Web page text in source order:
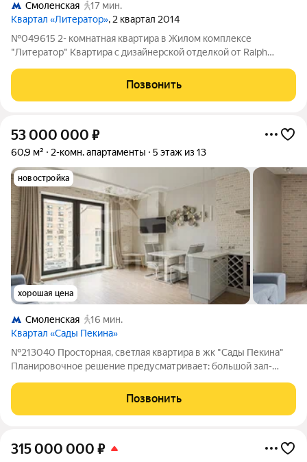
Смоленская
17 мин.
Квартал «Литератор», 2 квартал 2014
№049615 2- комнатная квартира в Жилом комплексе
"Литератор" Квартира с дизайнерской отделкой от Ralph
просторным балконом и приятными видами на Хамовники,
располагается в южной части дома, что
Позвонить
53 000 000 ₽
60,9 м² 2-комн. апартаменты 5 этаж из 13
новостройка
хорошая цена
Смоленская
16 мин.
Квартал «Сады Пекина»
№213040 Просторная, светлая квартира в жк "Сады Пекина"
Планировочное решение предусматривает: большой зал-
французского балкона, просторную спальню с отдельной,
большой гардеробной. Прихожая с
Позвонить
315 000 000 ₽